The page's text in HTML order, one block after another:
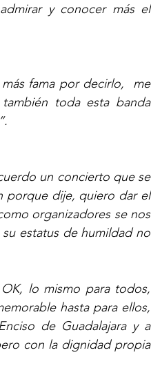
y conocer más el
fama por decirlo,  me
toda esta banda
un concierto que se
porque dije, quiero dar el
organizadores se nos
estatus de humildad no
lo mismo para todos,
hasta para ellos,
de Guadalajara y a
con la dignidad propia